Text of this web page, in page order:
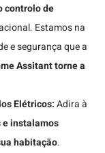
controlo de
Estamos na
e segurança que a
Assitant torne a
Elétricos:Adira à
instalamos
habitação.